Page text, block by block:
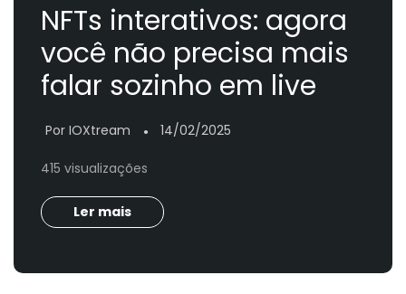
NFTs interativos: agora
você não precisa mais
falar sozinho em live
Por IOXtream ● 14/02/2025
415 visualizações
Ler mais